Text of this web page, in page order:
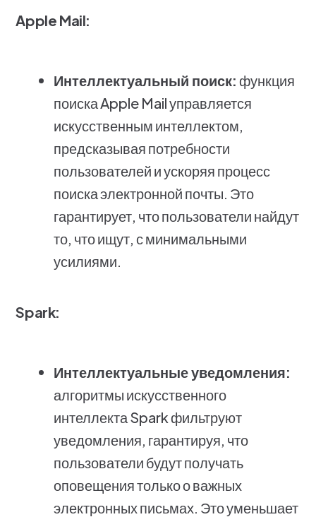
Apple Mail:
Интеллектуальный поиск: функция
поиска Apple Mail управляется
искусственным интеллектом,
предсказывая потребности
пользователей и ускоряя процесс
поиска электронной почты. Это
гарантирует, что пользователи найдут
то, что ищут, с минимальными
усилиями.
Spark:
Интеллектуальные уведомления:
алгоритмы искусственного
интеллекта Spark фильтруют
уведомления, гарантируя, что
пользователи будут получать
оповещения только о важных
электронных письмах. Это уменьшает